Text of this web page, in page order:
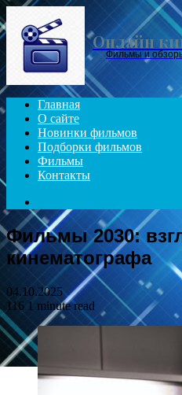
Онлайн
Фильмы и
Главная
О сайте
Новинки фильмов
Подборки фильмов
Фильмы
Контакты
for
Фильмы 2030:
кинематографа
04.10.2025
116 1 minute read